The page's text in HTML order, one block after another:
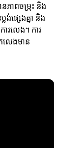
នភាពចម្រុះ និង
ង់ផ្សេងគ្នា និង
ារលេង។ ការ
លេងមាន